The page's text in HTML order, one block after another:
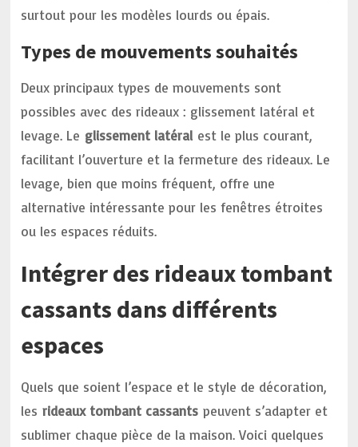
surtout pour les modèles lourds ou épais.
Types de mouvements souhaités
Deux principaux types de mouvements sont
possibles avec des rideaux : glissement latéral et
levage. Le glissement latéral est le plus courant,
facilitant l’ouverture et la fermeture des rideaux. Le
levage, bien que moins fréquent, offre une
alternative intéressante pour les fenêtres étroites
ou les espaces réduits.
Intégrer des rideaux tombant
cassants dans différents
espaces
Quels que soient l’espace et le style de décoration,
lesrideaux tombant cassants peuvent s’adapter et
sublimer chaque pièce de la maison. Voici quelques